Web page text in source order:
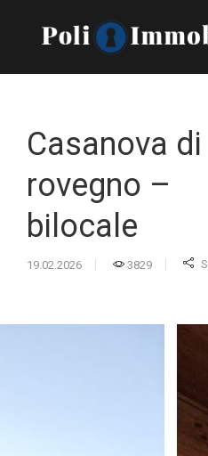
Casanova di
rovegno –
bilocale
19.02.2026 3829